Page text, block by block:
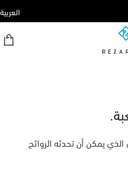
العربية
الذي يمكن أن تحدثه الروائح